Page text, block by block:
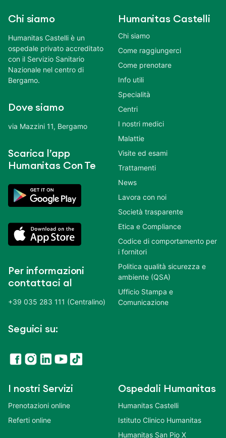
Chi siamo
Humanitas Castelli è un
ospedale privato accreditato
con il Servizio Sanitario
Nazionale nel centro di
Bergamo.
Dove siamo
via Mazzini 11, Bergamo
Scarica l’app
Humanitas Con Te
Per informazioni
contattaci al
+39 035 283 111 (Centralino)
Seguici su:
Humanitas Castelli
Chi siamo
Come raggiungerci
Come prenotare
Info utili
Specialità
Centri
I nostri medici
Malattie
Visite ed esami
Trattamenti
News
Lavora con noi
Società trasparente
Etica e Compliance
Codice di comportamento per
i fornitori
Politica qualità sicurezza e
ambiente (QSA)
Ufficio Stampa e
Comunicazione
I nostri Servizi
Prenotazioni online
Referti online
Ospedali Humanitas
Humanitas Castelli
Istituto Clinico Humanitas
Humanitas San Pio X